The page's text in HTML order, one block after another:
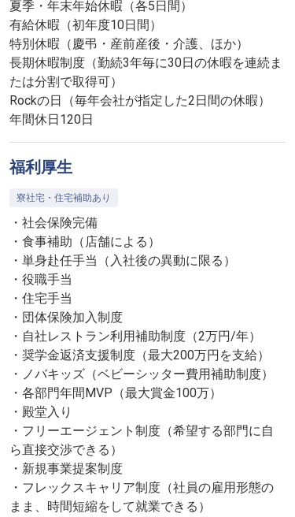
夏季・年末年始休暇（各5日間）
有給休暇（初年度10日間）
特別休暇（慶弔・産前産後・介護、ほか）
長期休暇制度（勤続3年毎に30日の休暇を連続ま
たは分割で取得可）
Rockの日（毎年会社が指定した2日間の休暇）
年間休日120日
福利厚生
寮社宅・住宅補助あり
・社会保険完備
・食事補助（店舗による）
・単身赴任手当（入社後の異動に限る）
・役職手当
・住宅手当
・団体保険加入制度
・自社レストラン利用補助制度（2万円/年）
・奨学金返済支援制度（最大200万円を支給）
・ノバキッズ（ベビーシッター費用補助制度）
・各部門年間MVP（最大賞金100万）
・殿堂入り
・フリーエージェント制度（希望する部門に自
ら直接交渉できる）
・新規事業提案制度
・フレックスキャリア制度（社員の雇用形態の
まま、時間短縮をして就業できる）